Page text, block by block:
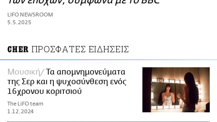
ΑΜΠΑ
PRINT
LIFO NEWSROOM
5.5.2025
CHER ΠΡΟΣΦΑΤΕΣ ΕΙΔΗΣΕΙΣ
Μουσική
Τα απομνημονεύματα
της Σερ και η ψυχοσύνθεση ενός
16χρονου κοριτσιού
The LiFO team
1.12.2024